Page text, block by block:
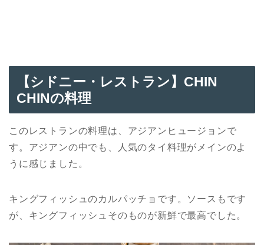
【シドニー ・ レストラン】CHIN
CHINの料理
このレストランの料理は、アジアンヒュージョンで
す。アジアンの中でも、人気のタイ料理がメインのよ
うに感じました。
キングフィッシュのカルパッチョです。ソースもです
が、キングフィッシュそのものが新鮮で最高でした。